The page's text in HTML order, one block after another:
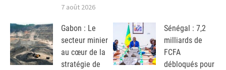
7 août 2026
Gabon : Le
secteur minier
au cœur de la
stratégie de
Sénégal : 7,2
milliards de
FCFA
débloqués pour